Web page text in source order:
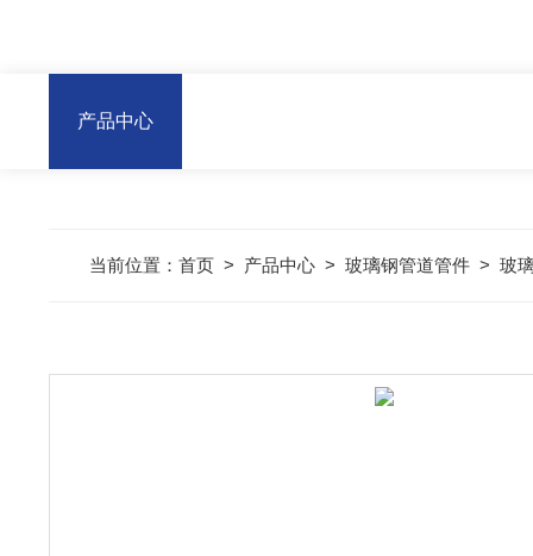
产品中心
当前位置： 首页> 产品中心> 玻璃钢管道管件> 玻